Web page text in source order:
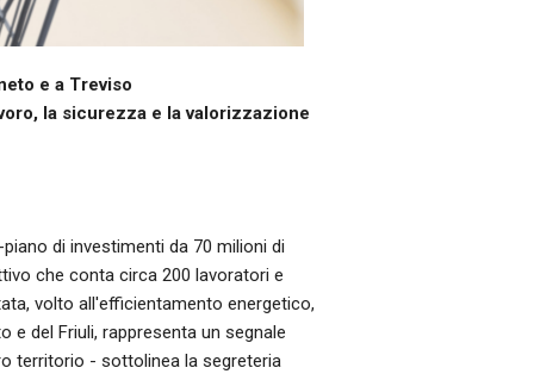
e a Treviso
la sicurezza e la valorizzazione
di investimenti da 70 milioni di
che conta circa 200 lavoratori e
volto all'efficientamento energetico,
e del Friuli, rappresenta un segnale
territorio - sottolinea la segreteria